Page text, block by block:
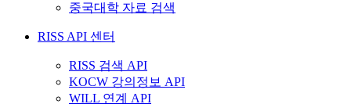
중국대학 자료 검색
RISS API 센터
RISS 검색 API
KOCW 강의정보 API
WILL 연계 API